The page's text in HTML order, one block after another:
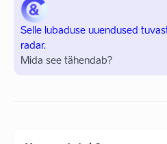
Selle lubaduse uuendused
radar.
Mida see tähendab?